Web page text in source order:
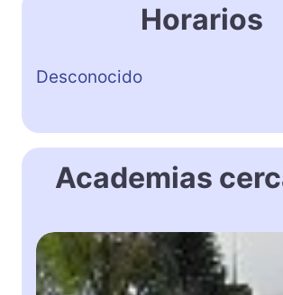
Horarios
Desconocido
Academias
E
x
p